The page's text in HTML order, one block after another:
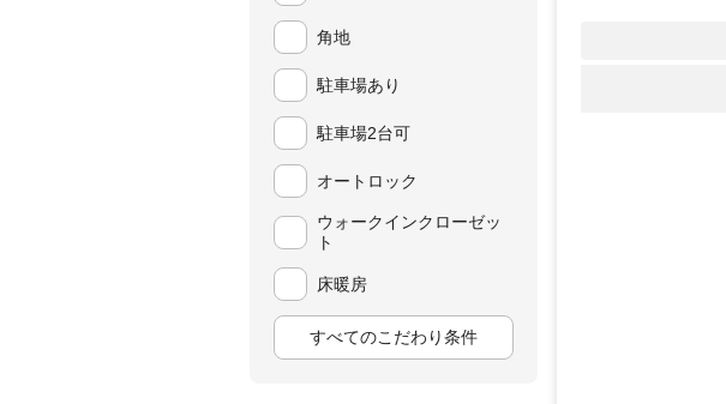
角地
駐車場あり
駐車場2台可
オートロック
ウォークインクローゼッ
ト
床暖房
すべてのこだわり条件